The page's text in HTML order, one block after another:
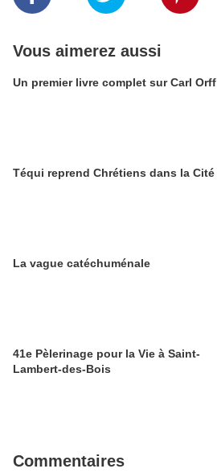
Vous aimerez aussi
Un premier livre complet sur Carl Orff
Téqui reprend Chrétiens dans la Cité
La vague catéchuménale
41e Pèlerinage pour la Vie à Saint-
Lambert-des-Bois
Commentaires